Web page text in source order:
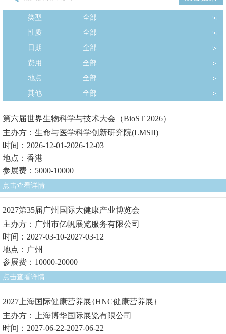
类型
全部
性质
全部
日期
全部
费用
全部
地点
全部
其他
全部
第六届世界生物科学与技术大会（BioST 2026）
主办方：生命与医学科学创新研究院(LMSII)
时间：2026-12-01-2026-12-03
地点：香港
参展费：5000-10000
点击查看详情
2027第35届广州国际大健康产业博览会
主办方：广州市亿帆展览服务有限公司
时间：2027-03-10-2027-03-12
地点：广州
参展费：10000-20000
点击查看详情
2027上海国际健康营养展{HNC健康营养展}
主办方：上海博华国际展览有限公司
时间：2027-06-22-2027-06-22